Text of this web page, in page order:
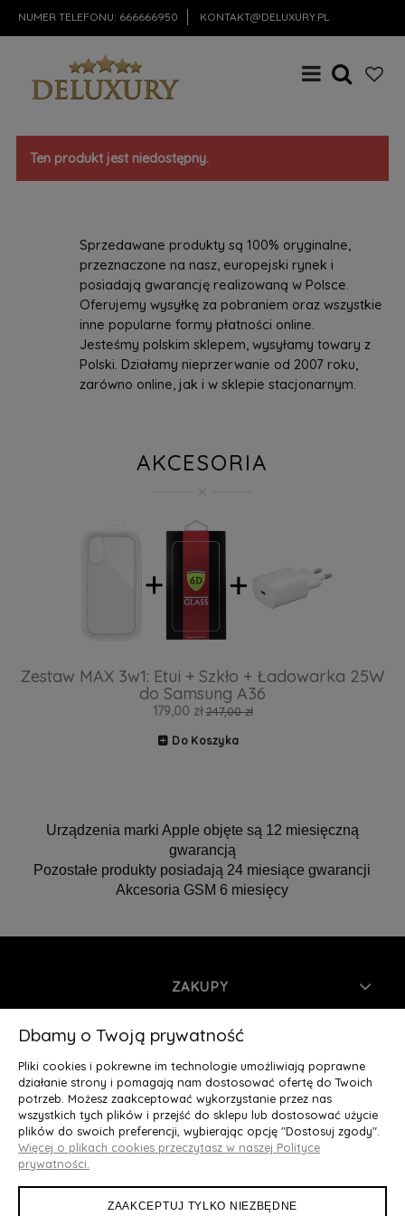
NUMER TELEFONU: 666666950 KONTAKT@DELUXURY.PL
Ten produkt jest niedostępny.
Sprzedawane produkty są 100% oryginalne,
przeznaczone na nasz, europejski rynek i
posiadają gwarancję realizowaną w Polsce.
Oferujemy wysyłkę za pobraniem oraz wszystkie
inne popularne formy płatności online.
Jesteśmy polskim sklepem, wysyłamy towary z
Polski. Działamy nieprzerwanie od 2007 roku,
zarówno online, jak i w sklepie stacjonarnym.
AKCESORIA
Zestaw MAX 3w1: Etui + Szkło + Ładowarka 25W
do Samsung A36
179,00 zł 247,00 zł
Do Koszyka
Urządzenia marki Apple objęte są 12 miesięczną
gwarancją
Pozostałe produkty posiadają 24 miesiące gwarancji
Akcesoria GSM 6 miesięcy
ZAKUPY
INFORMACJE
MOJE KONTO
O NAS
Deluxury.pl
Dbamy o Twoją prywatność
Pliki cookies i pokrewne im technologie umożliwiają poprawne
działanie strony i pomagają nam dostosować ofertę do Twoich
potrzeb. Możesz zaakceptować wykorzystanie przez nas
wszystkich tych plików i przejść do sklepu lub dostosować użycie
plików do swoich preferencji, wybierając opcję "Dostosuj zgody".
Więcej o plikach cookies przeczytasz w naszej Polityce
prywatności.
ZAAKCEPTUJ TYLKO NIEZBĘDNE